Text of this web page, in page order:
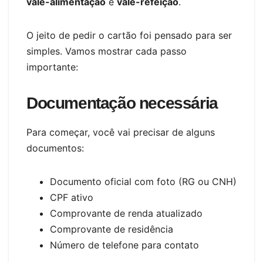
O jeito de pedir o cartão foi pensado para ser
simples. Vamos mostrar cada passo
importante:
Documentação necessária
Para começar, você vai precisar de alguns
documentos:
Documento oficial com foto (RG ou CNH)
CPF ativo
Comprovante de renda atualizado
Comprovante de residência
Número de telefone para contato